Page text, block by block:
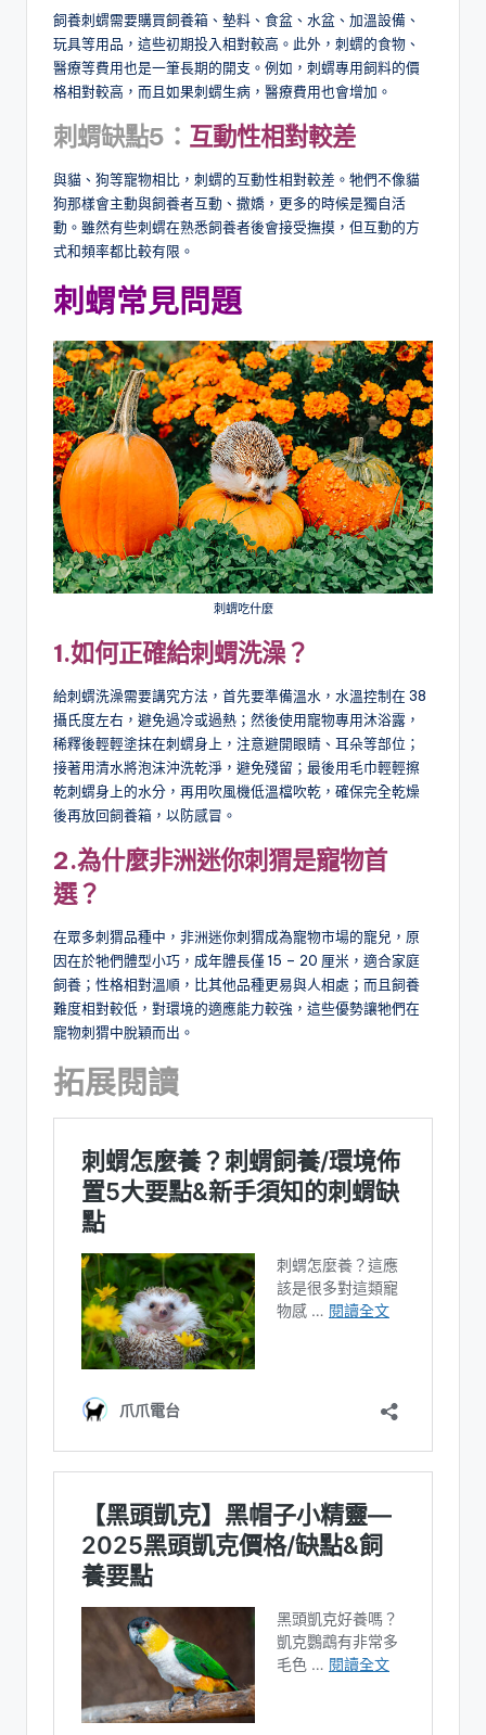
飼養刺蝟需要購買飼養箱、墊料、食盆、水盆、加溫設備、
玩具等用品，這些初期投入相對較高。此外，刺蝟的食物、
醫療等費用也是一筆長期的開支。例如，刺蝟專用飼料的價
格相對較高，而且如果刺蝟生病，醫療費用也會增加。
刺蝟缺點5： 互動性相對較差
與貓、狗等寵物相比，刺蝟的互動性相對較差。牠們不像貓
狗那樣會主動與飼養者互動、撒嬌，更多的時候是獨自活
動。雖然有些刺蝟在熟悉飼養者後會接受撫摸，但互動的方
式和頻率都比較有限。
刺蝟常見問題
刺蝟吃什麼
1.如何正確給刺蝟洗澡？
給刺蝟洗澡需要講究方法，首先要準備溫水，水溫控制在 38
攝氏度左右，避免過冷或過熱；然後使用寵物專用沐浴露，
稀釋後輕輕塗抹在刺蝟身上，注意避開眼睛、耳朵等部位；
接著用清水將泡沫沖洗乾淨，避免殘留；最後用毛巾輕輕擦
乾刺蝟身上的水分，再用吹風機低溫檔吹乾，確保完全乾燥
後再放回飼養箱，以防感冒。
2.為什麼非洲迷你刺猬是寵物首
選？
在眾多刺猬品種中，非洲迷你刺猬成為寵物市場的寵兒，原
因在於牠們體型小巧，成年體長僅 15 – 20 厘米，適合家庭
飼養；性格相對溫順，比其他品種更易與人相處；而且飼養
難度相對較低，對環境的適應能力較強，這些優勢讓牠們在
寵物刺猬中脫穎而出。
拓展閱讀